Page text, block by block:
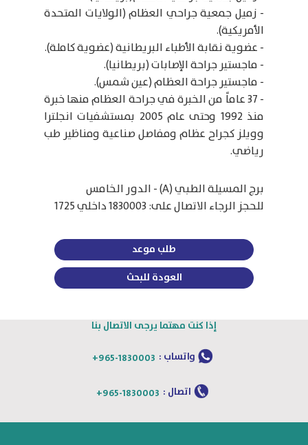
- زميل جمعية جراحي العظام (الولايات المتحدة
الأمريكية).
- عضوية نقابة الأطباء البريطانية (عضوية كاملة).
- ماجستير جراحة الإصابات (بريطانيا).
- ماجستير جراحة العظام (عين شمس).
- 37 عاماً من الخبرة في جراحة العظام منها خبرة
منذ 1992 وحتى عام 2005 بمستشفيات انجلترا
وويلز كجراح عظام ومفاصل صناعية ومناظير طب
رياضي.
برج المسيلة الطبي (A) - الدور الخامس
للحجز الرجاء الاتصال على: 1830003 داخلي 1725
طلب موعد
العودة للبحث
إذا كنت مهتما يرجى الاتصال بنا
واتساب : +965-1830003
اتصال : +965-1830003